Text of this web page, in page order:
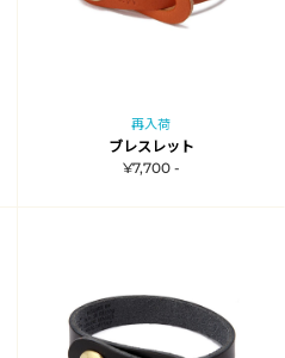
再入荷
ブレスレット
¥7,700 -